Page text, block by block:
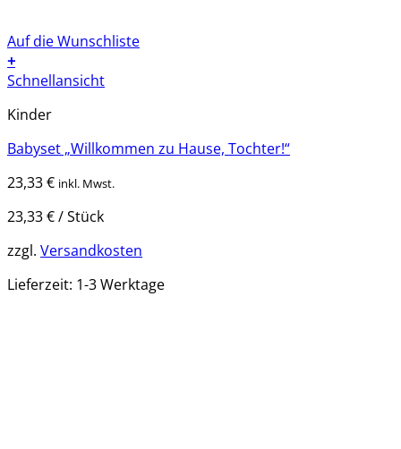
Auf die Wunschliste
+
Schnellansicht
Kinder
Babyset „Willkommen zu Hause, Tochter!“
23,33€ inkl. Mwst.
23,33€/Stück
zzgl. Versandkosten
Lieferzeit: 1-3 Werktage